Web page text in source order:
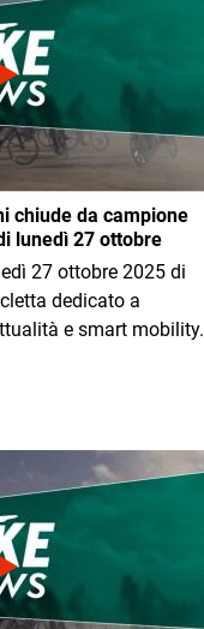
chiude da campione
lunedì 27 ottobre
27 ottobre 2025 di
dedicato a
e smart mobility.